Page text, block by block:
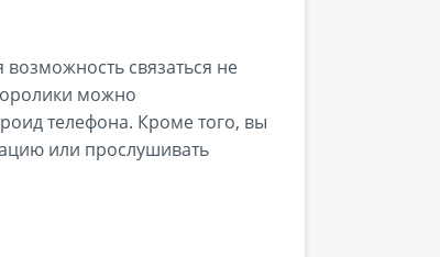
связаться не
можно
телефона. Кроме того, вы
или прослушивать